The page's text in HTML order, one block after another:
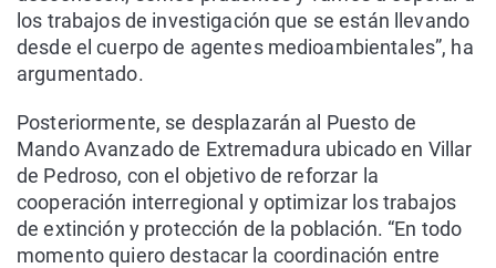
los trabajos de investigación que se están llevando
desde el cuerpo de agentes medioambientales”, ha
argumentado.
Posteriormente, se desplazarán al Puesto de
Mando Avanzado de Extremadura ubicado en Villar
de Pedroso, con el objetivo de reforzar la
cooperación interregional y optimizar los trabajos
de extinción y protección de la población. “En todo
momento quiero destacar la coordinación entre